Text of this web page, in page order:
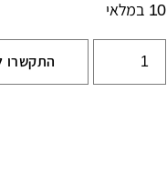
10 במלאי
התקשרו